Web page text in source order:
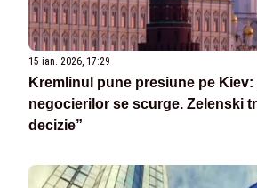
15 ian. 2026, 17:29
Kremlinul pune presiune pe Kiev:
negocierilor se scurge. Zelenski
decizie”